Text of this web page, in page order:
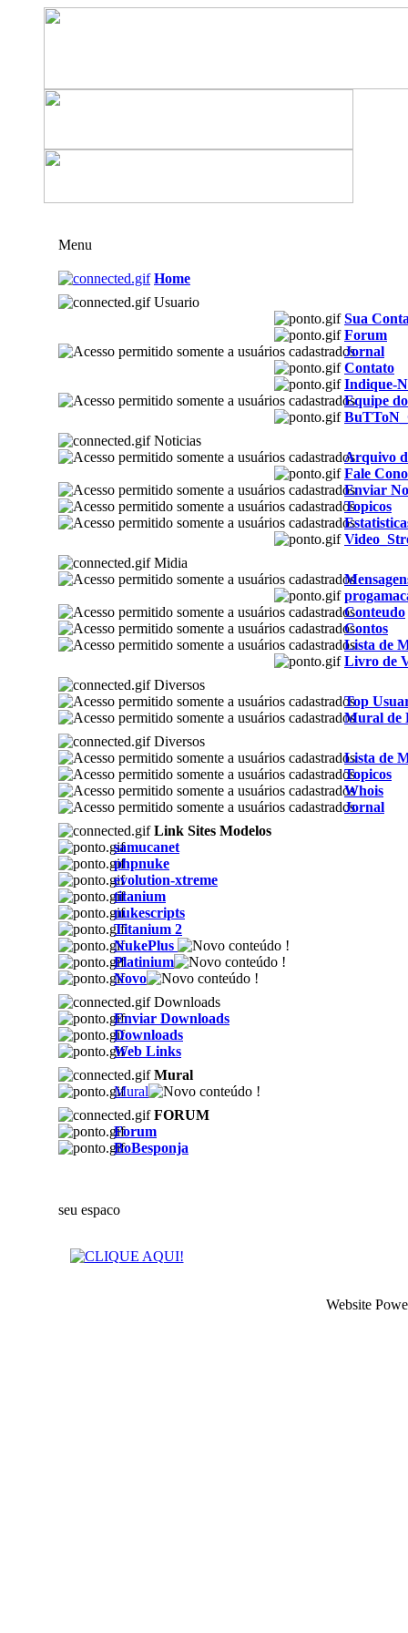
Menu
Home
Usuario
Sua
Forum
Jornal
Contato
Indique-
Equipe
Noticias
Arquivo
Fale
Enviar
Topicos
Midia
Conteudo
Contos
Lista de
Livro de
Diversos
Top
Mural de
Diversos
Lista de
Topicos
Whois
Jornal
Link Sites Modelos
samucanet
phpnuke
evolution-xtreme
titanium
nukescripts
Titanium 2
NukePlus
Platinium
Novo
Downloads
Enviar Downloads
Downloads
Web Links
Mural
Mural
FORUM
Forum
BoBesponja
seu espaco
Website